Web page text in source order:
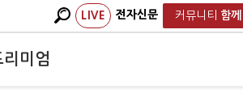
LIVE 전자신문 커뮤니티 함께
리미엄